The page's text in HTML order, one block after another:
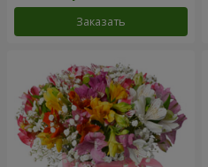
Заказать